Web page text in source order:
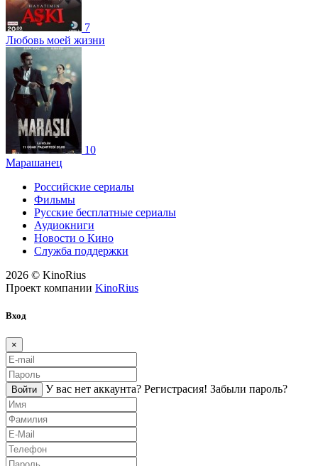
7
Любовь моей жизни
10
Марашанец
Российские сериалы
Фильмы
Русские бесплатные сериалы
Аудиокниги
Новости о Кино
Служба поддержки
2026 © KinoRius
Проект компании KinoRius
Вход
×
Войти У вас нет аккаунта? Регистраcия! Забыли пароль?